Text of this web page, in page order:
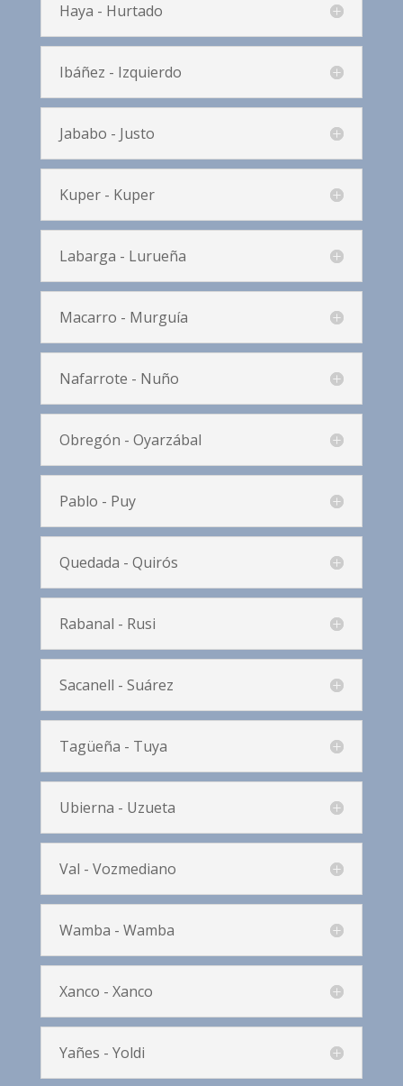
Haya - Hurtado
Ibáñez - Izquierdo
Jababo - Justo
Kuper - Kuper
Labarga - Lurueña
Macarro - Murguía
Nafarrote - Nuño
Obregón - Oyarzábal
Pablo - Puy
Quedada - Quirós
Rabanal - Rusi
Sacanell - Suárez
Tagüeña - Tuya
Ubierna - Uzueta
Val - Vozmediano
Wamba - Wamba
Xanco - Xanco
Yañes - Yoldi